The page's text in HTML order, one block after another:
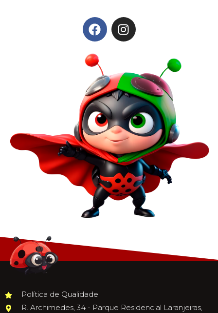
Política de Qualidade
R. Archimedes, 34 - Parque Residencial Laranjeiras,